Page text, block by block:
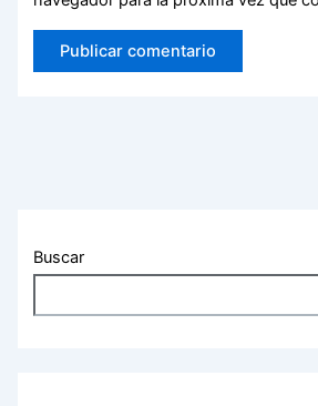
Buscar